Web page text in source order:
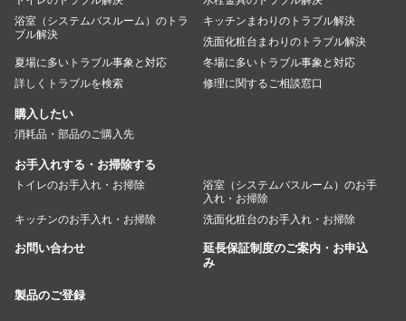
浴室（システムバスルーム）のトラ
ブル解決
キッチンまわりのトラブル解決
洗面化粧台まわりのトラブル解決
夏場に多いトラブル事象と対応
冬場に多いトラブル事象と対応
詳しくトラブルを検索
修理に関するご相談窓口
購入したい
消耗品・部品のご購入先
お手入れする・お掃除する
トイレのお手入れ・お掃除
浴室（システムバスルーム）のお手
入れ・お掃除
キッチンのお手入れ・お掃除
洗面化粧台のお手入れ・お掃除
お問い合わせ
延長保証制度のご案内・お申込
み
製品のご登録